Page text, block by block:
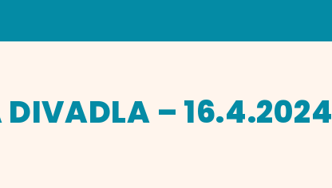
DIVADLA – 16.4.2024